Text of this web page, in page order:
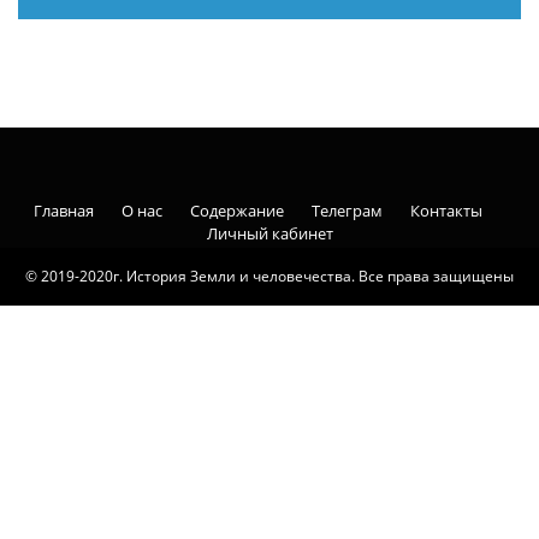
© 2019-2020г. История Земли и человечества. Все права защищены
Главная О нас Содержание Телеграм
Контакты
Личный кабинет